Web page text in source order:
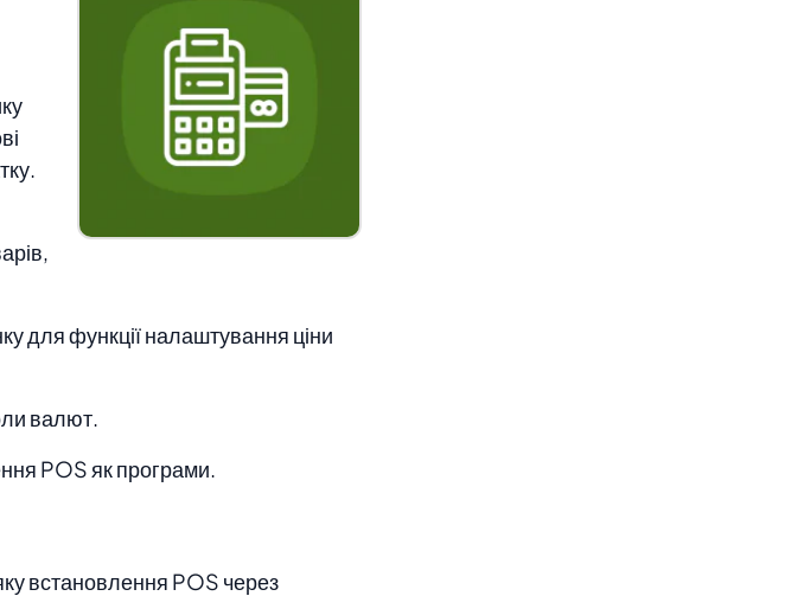
для функції налаштування ціни
валют.
POS як програми.
встановлення POS через